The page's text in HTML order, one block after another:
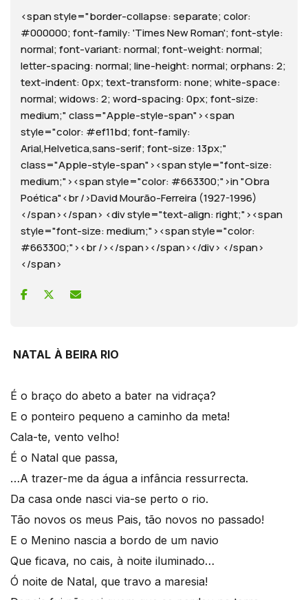
<span style="border-collapse: separate; color:
#000000; font-family: 'Times New Roman'; font-style:
normal; font-variant: normal; font-weight: normal;
letter-spacing: normal; line-height: normal; orphans: 2;
text-indent: 0px; text-transform: none; white-space:
normal; widows: 2; word-spacing: 0px; font-size:
medium;" class="Apple-style-span"><span
style="color: #ef11bd; font-family:
Arial,Helvetica,sans-serif; font-size: 13px;"
class="Apple-style-span"><span style="font-size:
medium;"><span style="color: #663300;">in "Obra
Poética"<br />David Mourão-Ferreira (1927-1996)
</span></span> <div style="text-align: right;"><span
style="font-size: medium;"><span style="color:
#663300;"><br /></span></span></div> </span>
</span>
NATAL À BEIRA RIO
É o braço do abeto a bater na vidraça?
E o ponteiro pequeno a caminho da meta!
Cala-te, vento velho!
É o Natal que passa,
…A trazer-me da água a infância ressurrecta.
Da casa onde nasci via-se perto o rio.
Tão novos os meus Pais, tão novos no passado!
E o Menino nascia a bordo de um navio
Que ficava, no cais, à noite iluminado…
Ó noite de Natal, que travo a maresia!